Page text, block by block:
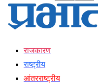
राजकारण
राष्ट्रीय
आंतरराष्ट्रीय